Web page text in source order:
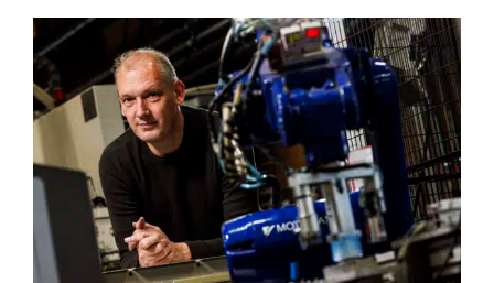
In gesprek met Corné van Baal, eigenaar
Appkuns | Performance in plastics!